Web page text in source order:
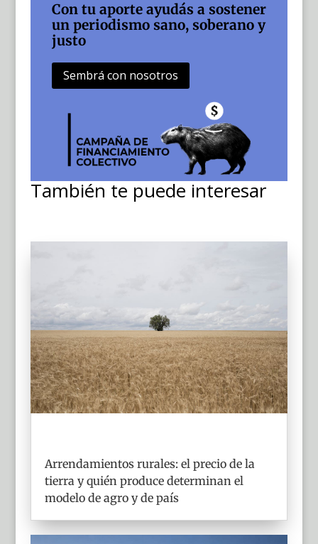
Con tu aporte ayudás a sostener
un periodismo sano, soberano y
justo
Sembrá con nosotros
También te puede interesar
Arrendamientos rurales: el precio de la
tierra y quién produce determinan el
modelo de agro y de país